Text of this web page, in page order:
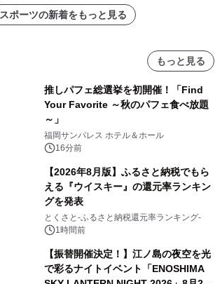
スポーツの新着をもっと見る
もっと見る
推しパフェ総選挙を初開催！「Find
Your Favorite ～秋のパフェ食べ放題
～」
福岡サンパレス ホテル＆ホール
16分前
【2026年8月版】ふるさと納税でもら
える『ウイスキー』の還元率ランキン
グを発表
とくさと-ふるさと納税還元率ランキング-
1時間前
【振替開催決定！】江ノ島の夜空を光
で彩るナイトイベント「ENOSHIMA